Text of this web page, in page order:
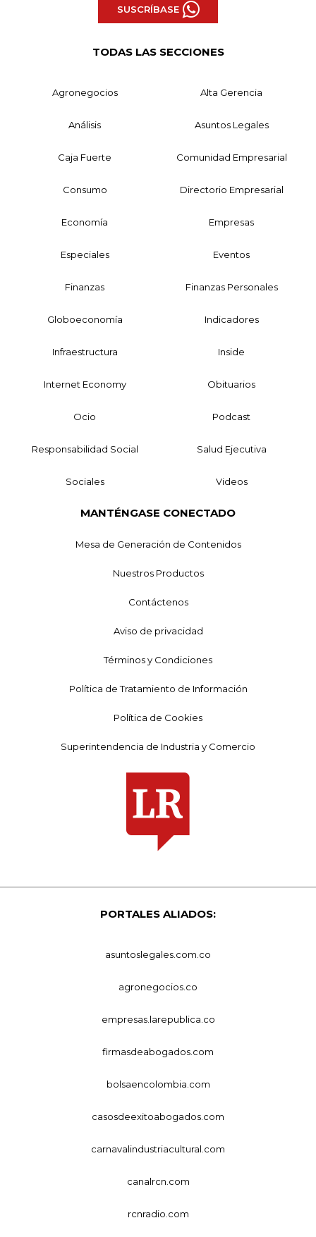
SUSCRÍBASE
TODAS LAS SECCIONES
Agronegocios Alta Gerencia
Análisis Asuntos Legales
Caja Fuerte Comunidad Empresarial
Consumo Directorio Empresarial
Economía Empresas
Especiales Eventos
Finanzas Finanzas Personales
Globoeconomía Indicadores
Infraestructura Inside
Internet Economy Obituarios
Ocio Podcast
Responsabilidad Social Salud Ejecutiva
Sociales Videos
MANTÉNGASE CONECTADO
Mesa de Generación de Contenidos
Nuestros Productos
Contáctenos
Aviso de privacidad
Términos y Condiciones
Política de Tratamiento de Información
Política de Cookies
Superintendencia de Industria y Comercio
PORTALES ALIADOS:
asuntoslegales.com.co
agronegocios.co
empresas.larepublica.co
firmasdeabogados.com
bolsaencolombia.com
casosdeexitoabogados.com
carnavalindustriacultural.com
canalrcn.com
rcnradio.com